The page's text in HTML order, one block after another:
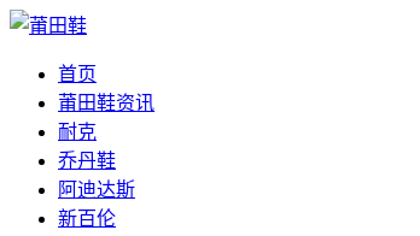
首页
莆田鞋资讯
耐克
乔丹鞋
阿迪达斯
新百伦